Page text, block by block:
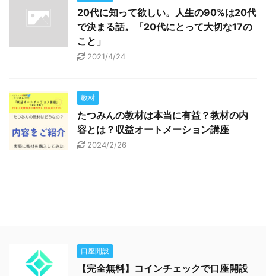
20代に知って欲しい。人生の90%は20代
で決まる話。「20代にとって大切な17の
こと」
2021/4/24
教材
たつみんの教材は本当に有益？教材の内
容とは？収益オートメーション講座
2024/2/26
口座開設
【完全無料】コインチェックで口座開設